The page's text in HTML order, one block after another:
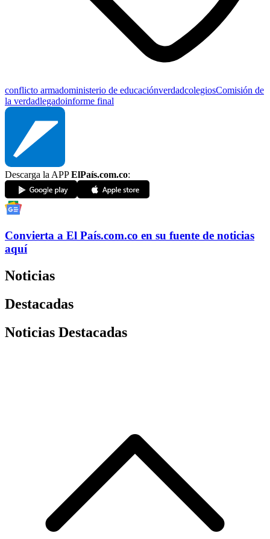
conflicto armadoministerio de educaciónverdadcolegiosComisión de
la verdadlegadoinforme final
Descarga la APPElPaís.com.co:
Convierta a El País.com.co en su fuente de noticias
aquí
Noticias
Destacadas
Noticias Destacadas